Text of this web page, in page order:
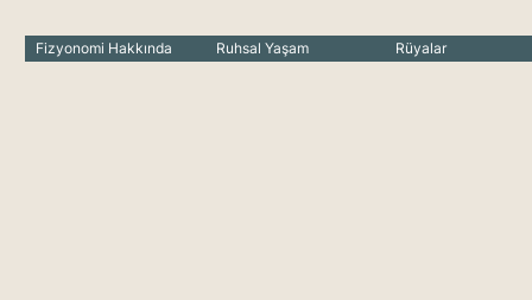
Fizyonomi Hakkında Ruhsal Yaşam Rüyalar